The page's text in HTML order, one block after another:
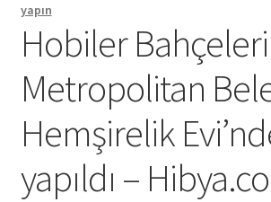
yapın
Hobiler
Metropolitan
Hemşirelik
yapıldı –